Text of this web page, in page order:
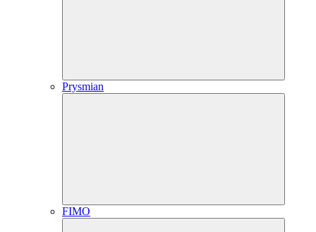
Prysmian
FIMO